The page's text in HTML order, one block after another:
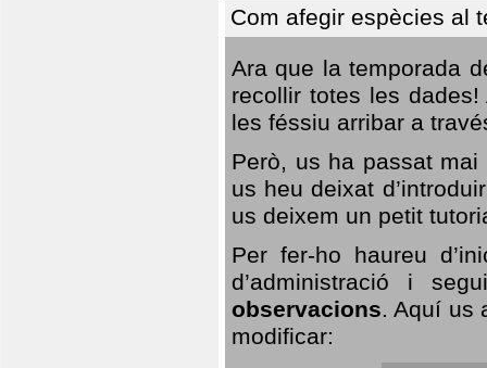
Com afegir espècies al
Ara que la temporada
recollir totes les
les féssiu arribar a
Però, us ha passat
us heu deixat
us deixem un petit
Per fer-ho haureu
d’administració i
observacions. Aquí us
modificar: